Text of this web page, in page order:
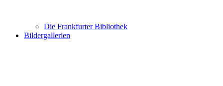
Die Frankfurter Bibliothek
Bildergallerien